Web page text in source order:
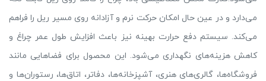
می‌دارد و در عین حال امکان حرکت نرم و آزادانه روی مسیر ریل را فراهم
می‌کند. سیستم دفع حرارت بهینه نیز باعث افزایش طول عمر چراغ و
کاهش هزینه‌های نگهداری می‌شود. این محصول برای فضاهایی مانند
فروشگاه‌ها، گالری‌های هنری، آشپزخانه‌ها، دفاتر، اتاق‌ها، رستوران‌ها و